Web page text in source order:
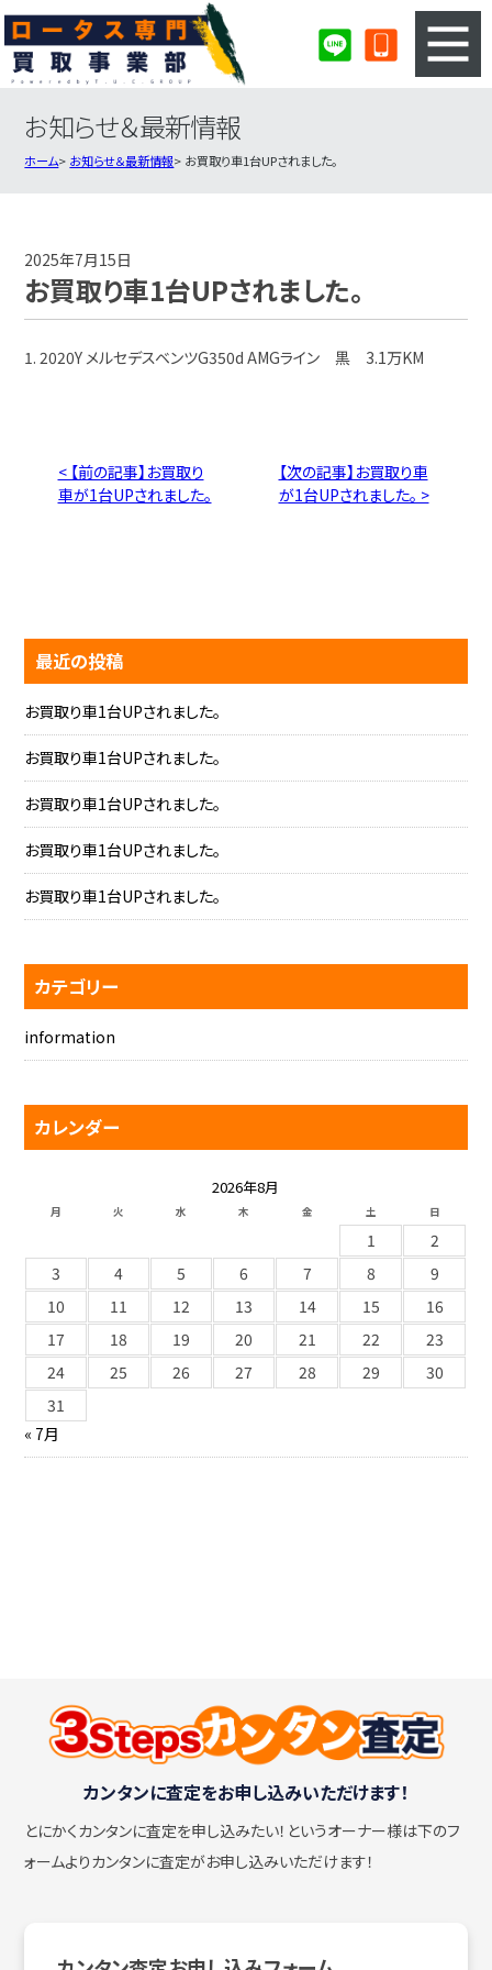
3ステップのカンタン査定
ロータス買取実績
お知らせ＆最新情報
ホーム お知らせ＆最新情報 お買取り車1台UPされました。
2025年7月15日
お買取り車1台UPされました。
1. 2020Y メルセデスベンツG350d AMGライン 黒 3.1万KM
< 【前の記事】お買取り
車が1台UPされました。
【次の記事】お買取り車
が1台UPされました。 >
最近の投稿
お買取り車1台UPされました。
お買取り車1台UPされました。
お買取り車1台UPされました。
お買取り車1台UPされました。
お買取り車1台UPされました。
カテゴリー
information
カレンダー
2026年8月
月 火 水 木 金 土 日
1
2
3
4 5 6 7 8
9
10
11 12 13 14 15
16
17
18 19 20 21 22
23
24
25 26 27 28 29
30
31
« 7月
カンタンに査定をお申し込みいただけます！
とにかくカンタンに査定を申し込みたい！ というオーナー様は下のフ
ォームよりカンタンに査定がお申し込みいただけます！